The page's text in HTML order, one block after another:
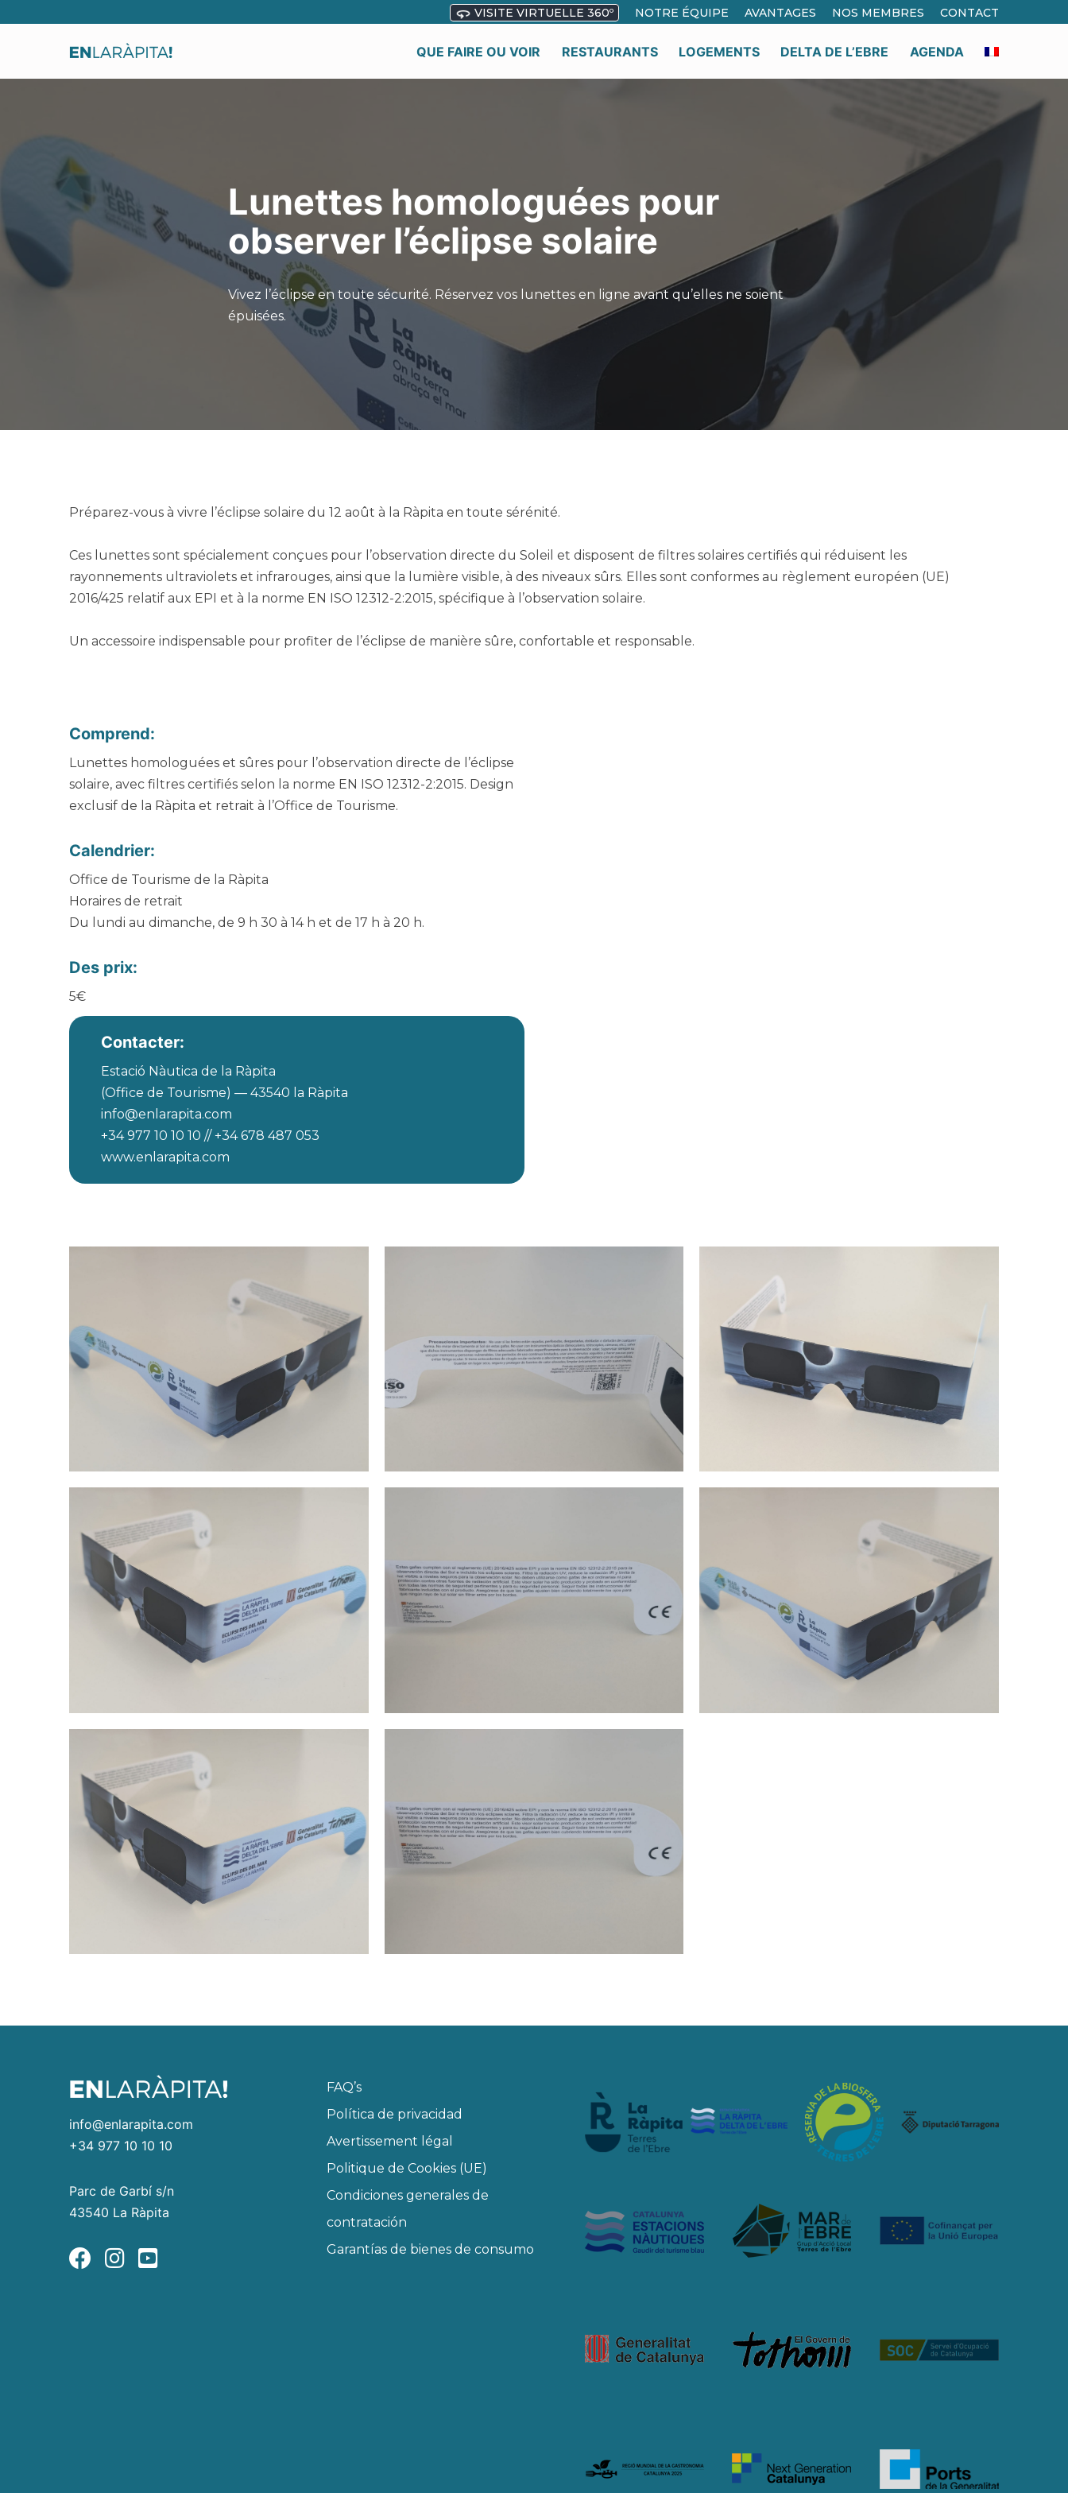
VISITE VIRTUELLE 360º NOTRE ÉQUIPE AVANTAGES NOS MEMBRES CONTACT
QUE FAIRE OU VOIR RESTAURANTS LOGEMENTS DELTA DE L’EBRE AGENDA
Lunettes homologuées pour
observer l’éclipse solaire
Vivez l’éclipse en toute sécurité. Réservez vos lunettes en ligne avant qu’elles ne soient
épuisées.
Préparez-vous à vivre l’éclipse solaire du 12 août à la Ràpita en toute sérénité.
Ces lunettes sont spécialement conçues pour l’observation directe du Soleil et disposent de filtres solaires certifiés qui réduisent les
rayonnements ultraviolets et infrarouges, ainsi que la lumière visible, à des niveaux sûrs. Elles sont conformes au règlement européen (UE)
2016/425 relatif aux EPI et à la norme EN ISO 12312-2:2015, spécifique à l’observation solaire.
Un accessoire indispensable pour profiter de l’éclipse de manière sûre, confortable et responsable.
Comprend:
Lunettes homologuées et sûres pour l’observation directe de l’éclipse
solaire, avec filtres certifiés selon la norme EN ISO 12312-2:2015. Design
exclusif de la Ràpita et retrait à l’Office de Tourisme.
Calendrier:
Office de Tourisme de la Ràpita
Horaires de retrait
Du lundi au dimanche, de 9 h 30 à 14 h et de 17 h à 20 h.
Des prix:
5€
Contacter:
Estació Nàutica de la Ràpita
(Office de Tourisme) — 43540 la Ràpita
info@enlarapita.com
+34 977 10 10 10 // +34 678 487 053
www.enlarapita.com
info@enlarapita.com
+34 977 10 10 10
Parc de Garbí s/n
43540 La Ràpita
FAQ’s
Política de privacidad
Avertissement légal
Politique de Cookies (UE)
Condiciones generales de
contratación
Garantías de bienes de consumo